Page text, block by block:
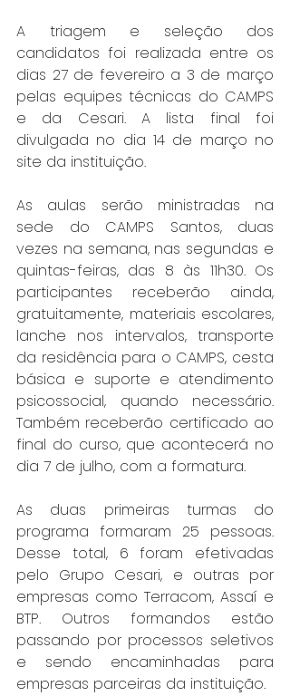
A triagem e seleção dos
candidatos foi realizada entre os
dias 27 de fevereiro a 3 de março
pelas equipes técnicas do CAMPS
e da Cesari. A lista final foi
divulgada no dia 14 de março no
site da instituição.
As aulas serão ministradas na
sede do CAMPS Santos, duas
vezes na semana, nas segundas e
quintas-feiras, das 8 às 11h30. Os
participantes receberão ainda,
gratuitamente, materiais escolares,
lanche nos intervalos, transporte
da residência para o CAMPS, cesta
básica e suporte e atendimento
psicossocial, quando necessário.
Também receberão certificado ao
final do curso, que acontecerá no
dia 7 de julho, com a formatura.
As duas primeiras turmas do
programa formaram 25 pessoas.
Desse total, 6 foram efetivadas
pelo Grupo Cesari, e outras por
empresas como Terracom, Assaí e
BTP. Outros formandos estão
passando por processos seletivos
e sendo encaminhadas para
empresas parceiras da instituição.